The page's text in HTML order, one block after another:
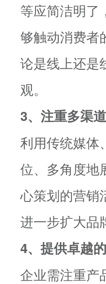
等应简洁明了
够触动消费者
论是线上还是
观。
3、注重多渠
利用传统媒体
位、多角度地
心策划的营销
进一步扩大品
4、提供卓越
企业需注重产